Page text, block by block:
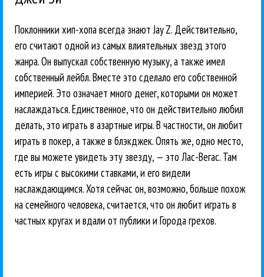
Поклонники хип-хопа всегда знают Jay Z. Действительно,
его считают одной из самых влиятельных звезд этого
жанра. Он выпускал собственную музыку, а также имел
собственный лейбл. Вместе это сделало его собственной
империей. Это означает много денег, которыми он может
наслаждаться. Единственное, что он действительно любил
делать, это играть в азартные игры. В частности, он любит
играть в покер, а также в блэкджек. Опять же, одно место,
где вы можете увидеть эту звезду, — это Лас-Вегас. Там
есть игры с высокими ставками, и его видели
наслаждающимся. Хотя сейчас он, возможно, больше похож
на семейного человека, считается, что он любит играть в
частных кругах и вдали от публики и Города грехов.